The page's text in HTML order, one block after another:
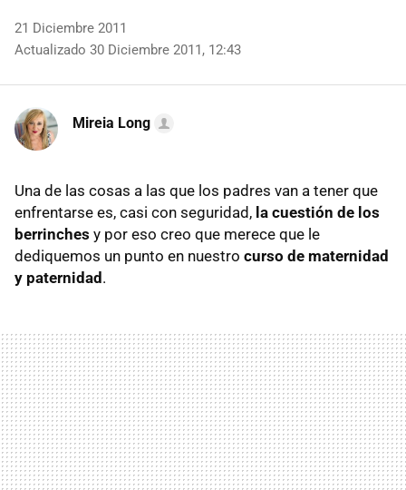
21 Diciembre 2011
Actualizado 30 Diciembre 2011, 12:43
Mireia Long
Una de las cosas a las que los padres van a tener que
enfrentarse es, casi con seguridad, la cuestión de los
berrinches y por eso creo que merece que le
dediquemos un punto en nuestro curso de maternidad
y paternidad.